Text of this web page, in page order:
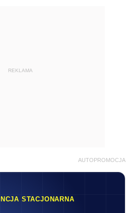
REKLAMA
AUTOPROMOCJA
STACJONARNA